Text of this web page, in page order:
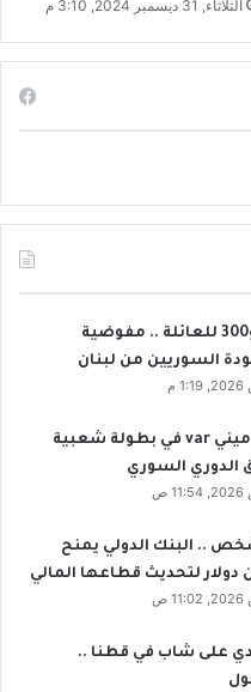
الثلاثاء, 31 ديسمبر 2024, 3:10 م
100 دولار للفرد و300 للعائلة .. مفوضية
السوريين من لبنان
بمبادرة فردية .. ميني var في بطولة شعبية
السوري
ألف شخص .. البنك الدولي يمنح
على شاب في قطنا ..